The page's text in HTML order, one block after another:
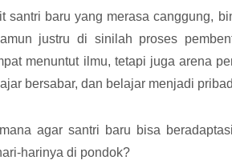
santri baru yang merasa canggung,
justru di sinilah proses
menuntut ilmu, tetapi juga arena
bersabar, dan belajar menjadi
agar santri baru bisa
harinya di pondok?